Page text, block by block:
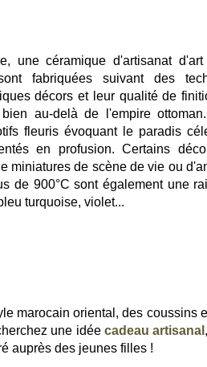
une céramique d'artisanat
fabriquées suivant des
décors et leur qualité de
au-delà de l'empire
fleuris évoquant le paradis
en profusion. Certains
miniatures de scène de vie ou
de 900°C sont également une
turquoise, violet...
marocain oriental, des coussins
une idée cadeau artisanal
auprès des jeunes filles !